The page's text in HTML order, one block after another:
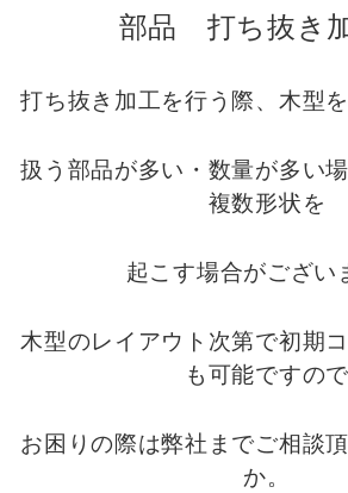
部品 打ち抜き
打ち抜き加工を行う際、木型
扱う部品が多い・数量が多い
複数形状を
起こす場合がござい
木型のレイアウト次第で初期
も可能ですので
お困りの際は弊社までご相談
か。